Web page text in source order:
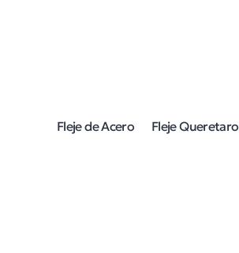
Fleje de Acero Fleje Queretaro